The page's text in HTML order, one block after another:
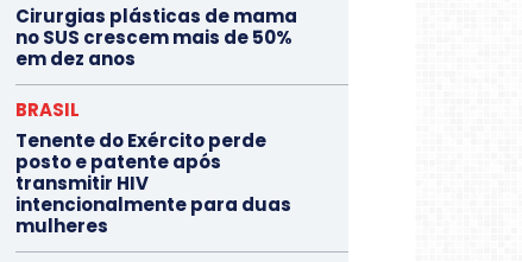
Cirurgias plásticas de mama
no SUS crescem mais de 50%
em dez anos
BRASIL
Tenente do Exército perde
posto e patente após
transmitir HIV
intencionalmente para duas
mulheres